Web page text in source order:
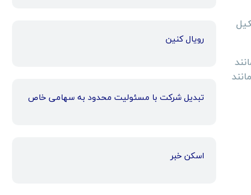
رویال کنین
تبدیل شرکت با مسئولیت محدود به سهامی خاص
اسکن خبر